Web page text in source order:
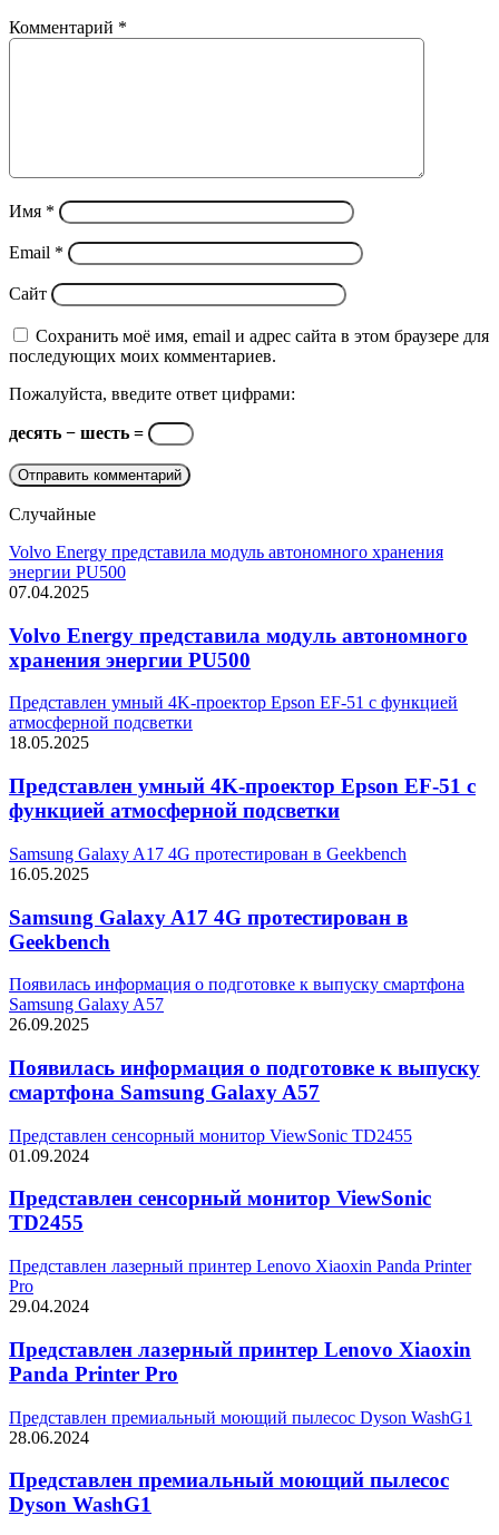
Комментарий *
Имя *
Email *
Сайт
Сохранить моё имя, email и адрес сайта в этом браузере для
последующих моих комментариев.
Пожалуйста, введите ответ цифрами:
десять − шесть =
Случайные
Volvo Energy представила модуль автономного хранения
энергии PU500
07.04.2025
Volvo Energy представила модуль автономного
хранения энергии PU500
Представлен умный 4K-проектор Epson EF-51 с функцией
атмосферной подсветки
18.05.2025
Представлен умный 4K-проектор Epson EF-51 с
функцией атмосферной подсветки
Samsung Galaxy A17 4G протестирован в Geekbench
16.05.2025
Samsung Galaxy A17 4G протестирован в
Geekbench
Появилась информация о подготовке к выпуску смартфона
Samsung Galaxy A57
26.09.2025
Появилась информация о подготовке к выпуску
смартфона Samsung Galaxy A57
Представлен сенсорный монитор ViewSonic TD2455
01.09.2024
Представлен сенсорный монитор ViewSonic
TD2455
Представлен лазерный принтер Lenovo Xiaoxin Panda Printer
Pro
29.04.2024
Представлен лазерный принтер Lenovo Xiaoxin
Panda Printer Pro
Представлен премиальный моющий пылесос Dyson WashG1
28.06.2024
Представлен премиальный моющий пылесос
Dyson WashG1